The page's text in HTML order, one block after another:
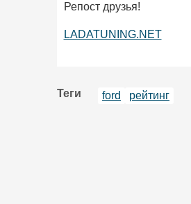
Репост друзья!
LADATUNING.NET
Теги ford рейтинг